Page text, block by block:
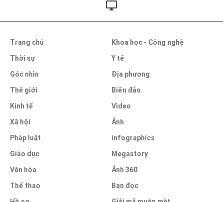
Trang chủ
Thời sự
Góc nhìn
Thế giới
Kinh tế
Xã hội
Pháp luật
Giáo dục
Văn hóa
Thể thao
Khoa học - Công nghệ
Y tế
Địa phương
Biển đảo
Video
Ảnh
infographics
Megastory
Ảnh 360
Bạn đọc